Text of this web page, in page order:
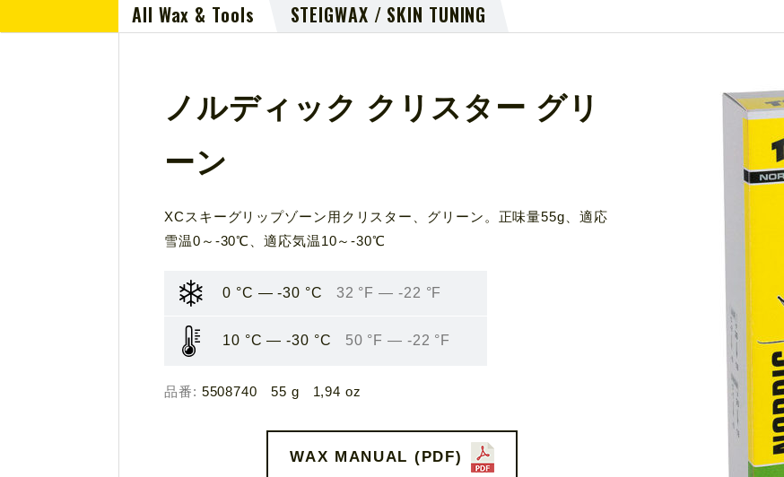
All Wax & Tools STEIGWAX / SKIN TUNING
ノルディック クリスター グリ
ーン
XCスキーグリップゾーン用クリスター、グリーン。正味量55g、適応
雪温0～-30℃、適応気温10～-30℃
0 °C — -30 °C 32 °F — -22 °F
10 °C — -30 °C 50 °F — -22 °F
品番: 5508740 55 g 1,94 oz
WAX MANUAL (PDF)